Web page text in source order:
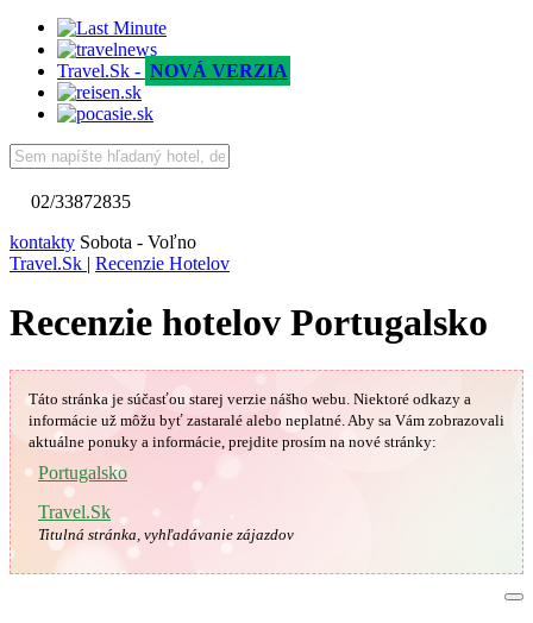
Travel.Sk - NOVÁ VERZIA
02/33872835
kontakty Sobota - Voľno
Travel.Sk | Recenzie Hotelov
Recenzie hotelov Portugalsko
Táto stránka je súčasťou starej verzie nášho webu. Niektoré odkazy a
informácie už môžu byť zastaralé alebo neplatné.Aby sa Vám zobrazovali
aktuálne ponuky a informácie, prejdite prosím na nové stránky:
Portugalsko
Travel.Sk
Titulná stránka, vyhľadávanie zájazdov